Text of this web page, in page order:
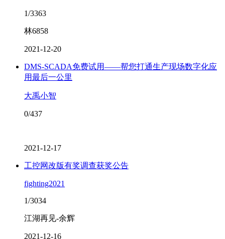
1/3363
林6858
2021-12-20
DMS-SCADA免费试用——帮您打通生产现场数字化应
用最后一公里
大禹小智
0/437
2021-12-17
工控网改版有奖调查获奖公告
fighting2021
1/3034
江湖再见-余辉
2021-12-16